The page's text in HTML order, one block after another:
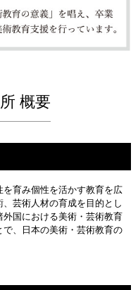
概要
育み個性を活かす教育を広
芸術人材の育成を目的とし
国における美術・芸術教育
、日本の美術・芸術教育の